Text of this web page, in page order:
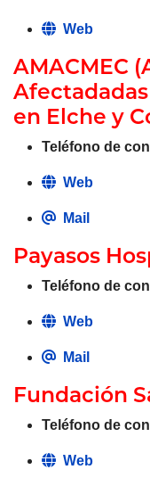
Web
AMACMEC
en Elche y
Teléfono de
Web
Mail
Payasos
Teléfono de
Web
Mail
Fundación
Teléfono de
Web